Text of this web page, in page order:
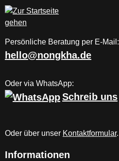
Persönliche Beratung per E-Mail:
hello@nongkha.de
Oder via WhatsApp:
Schreib uns
Oder über unser Kontaktformular.
Informationen